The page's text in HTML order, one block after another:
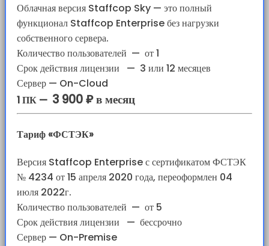
Облачная версия Staffcop Sky — это полный
функционал Staffcop Enterprise без нагрузки
собственного сервера.
Количество пользователей — от 1
Срок действия лицензии
— 3 или 12 месяцев
Сервер — On-Cloud
1 ПК — 3 900 ₽ в месяц
Тариф «ФСТЭК»
Версия Staffcop Enterprise с сертификатом ФСТЭК
№ 4234 от 15 апреля 2020 года, переоформлен 04
июля 2022г.
Количество пользователей — от 5
Срок действия лицензии
— бессрочно
Сервер — On-Premise